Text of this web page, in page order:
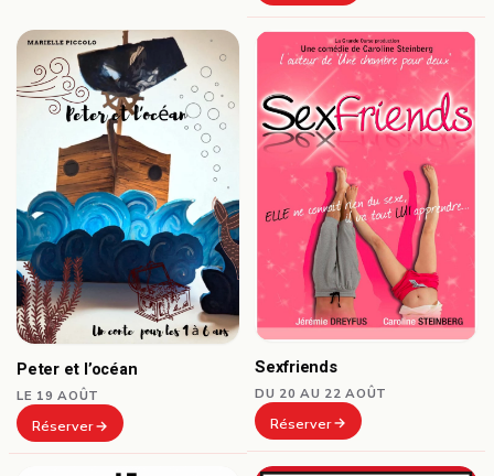
Peter et l’océan
LE 19 AOÛT
Réserver
Sexfriends
DU 20 AU 22 AOÛT
Réserver